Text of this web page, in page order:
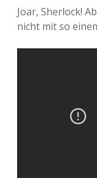
Joar, Sherlock!
nicht mit so